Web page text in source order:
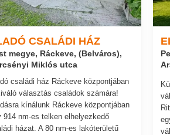
CSALÁDI HÁZ
megye, Ráckeve, (Belváros),
Miklós utca
családi ház Ráckeve központjában
választás családok számára!
kínálunk Ráckeve központjában
914 nm-es telken elhelyezkedő
házat. A 80 nm-es lakóterületű